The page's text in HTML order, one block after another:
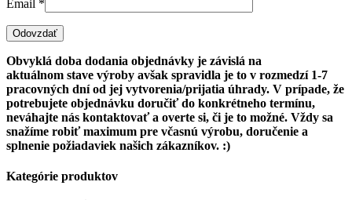
Email *
Obvyklá doba dodania objednávky je závislá na
aktuálnom stave výroby avšak spravidla je to v rozmedzí 1-7
pracovných dní od jej vytvorenia/prijatia úhrady. V prípade, že
potrebujete objednávku doručiť do konkrétneho termínu,
neváhajte nás kontaktovať a overte si, či je to možné. Vždy sa
snažíme robiť maximum pre včasnú výrobu, doručenie a
splnenie požiadaviek našich zákazníkov. :)
Kategórie produktov